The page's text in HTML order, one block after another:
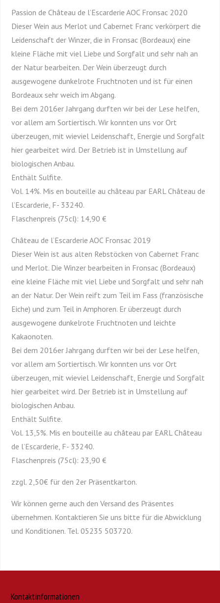
Passion de Château de l’Escarderie AOC Fronsac 2020
Dieser Wein aus Merlot und Cabernet Franc verkörpert die
Leidenschaft der Winzer, die in Fronsac (Bordeaux) eine
kleine Fläche mit viel Liebe und Sorgfalt und sehr nah an
der Natur bearbeiten. Der Wein überzeugt durch
ausgewogene dunkelrote Fruchtnoten und ist für einen
Bordeaux sehr weich im Abgang.
Bei dem 2016er Jahrgang durften wir bei der Lese helfen,
vor allem am Sortiertisch. Wir konnten uns vor Ort
überzeugen, mit wieviel Leidenschaft, Energie und Sorgfalt
hier gearbeitet wird. Der Betrieb ist in Umstellung auf
biologischen Anbau.
Enthält Sulfite.
Vol. 14%. Mis en bouteille au château par EARL Château de
l’Escarderie, F- 33240.
Flaschenpreis (75cl): 14,90 €
Château de l’Escarderie AOC Fronsac 2019
Dieser Wein ist aus alten Rebstöcken von Cabernet Franc
und Merlot. Die Winzer bearbeiten in Fronsac (Bordeaux)
eine kleine Fläche mit viel Liebe und Sorgfalt und sehr nah
an der Natur. Der Wein reift zum Teil im Fass (französische
Eiche) und zum Teil in Amphoren. Er überzeugt durch
ausgewogene dunkelrote Fruchtnoten und leichte
Kakaonoten.
Bei dem 2016er Jahrgang durften wir bei der Lese helfen,
vor allem am Sortiertisch. Wir konnten uns vor Ort
überzeugen, mit wieviel Leidenschaft, Energie und Sorgfalt
hier gearbeitet wird. Der Betrieb ist in Umstellung auf
biologischen Anbau.
Enthält Sulfite.
Vol. 13,5%. Mis en bouteille au château par EARL Château
de l’Escarderie, F- 33240.
Flaschenpreis (75cl): 23,90 €
zzgl. 2,50€ für den 2er Präsentkarton.
Wir können gerne auch den Versand des Präsentes
übernehmen. Kontaktieren Sie uns bitte für die Abwicklung
und Konditionen. Tel. 05235 503720.
Kontaktinformationen